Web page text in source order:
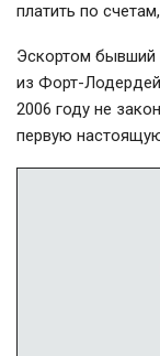
платить по
Эскортом бывший
из Форт-
2006 году не
первую